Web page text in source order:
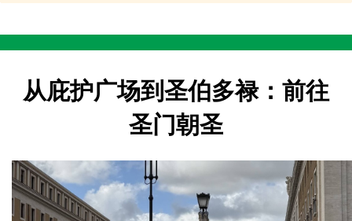
从庇护广场到圣伯多禄：前往
圣门朝圣